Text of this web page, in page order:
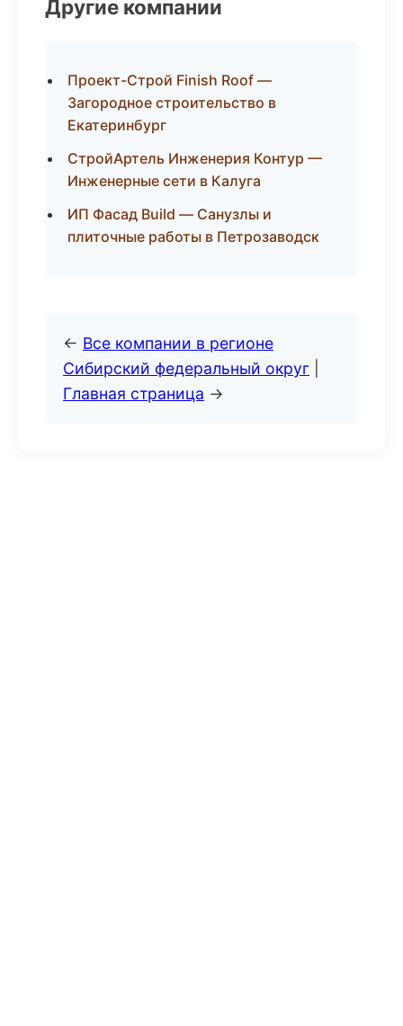
Другие компании
Проект-Строй Finish Roof —
Загородное строительство в
Екатеринбург
СтройАртель Инженерия Контур —
Инженерные сети в Калуга
ИП Фасад Build — Санузлы и
плиточные работы в Петрозаводск
← Все компании в регионе
Сибирский федеральный округ
Главная страница →